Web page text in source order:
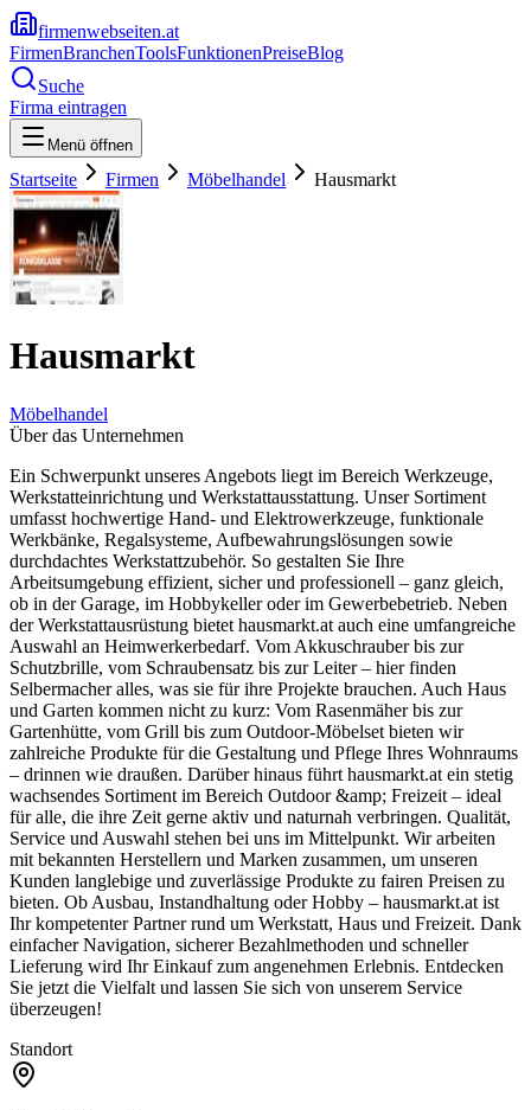
firmenwebseiten.at
FirmenBranchenToolsFunktionenPreiseBlog
Suche
Firma eintragen
Menü öffnen
Startseite Firmen Möbelhandel Hausmarkt
Hausmarkt
Möbelhandel
Über das Unternehmen
Ein Schwerpunkt unseres Angebots liegt im Bereich Werkzeuge,
Werkstatteinrichtung und Werkstattausstattung. Unser Sortiment
umfasst hochwertige Hand- und Elektrowerkzeuge, funktionale
Werkbänke, Regalsysteme, Aufbewahrungslösungen sowie
durchdachtes Werkstattzubehör. So gestalten Sie Ihre
Arbeitsumgebung effizient, sicher und professionell – ganz gleich,
ob in der Garage, im Hobbykeller oder im Gewerbebetrieb. Neben
der Werkstattausrüstung bietet hausmarkt.at auch eine umfangreiche
Auswahl an Heimwerkerbedarf. Vom Akkuschrauber bis zur
Schutzbrille, vom Schraubensatz bis zur Leiter – hier finden
Selbermacher alles, was sie für ihre Projekte brauchen. Auch Haus
und Garten kommen nicht zu kurz: Vom Rasenmäher bis zur
Gartenhütte, vom Grill bis zum Outdoor-Möbelset bieten wir
zahlreiche Produkte für die Gestaltung und Pflege Ihres Wohnraums
– drinnen wie draußen. Darüber hinaus führt hausmarkt.at ein stetig
wachsendes Sortiment im Bereich Outdoor &amp; Freizeit – ideal
für alle, die ihre Zeit gerne aktiv und naturnah verbringen. Qualität,
Service und Auswahl stehen bei uns im Mittelpunkt. Wir arbeiten
mit bekannten Herstellern und Marken zusammen, um unseren
Kunden langlebige und zuverlässige Produkte zu fairen Preisen zu
bieten. Ob Ausbau, Instandhaltung oder Hobby – hausmarkt.at ist
Ihr kompetenter Partner rund um Werkstatt, Haus und Freizeit. Dank
einfacher Navigation, sicherer Bezahlmethoden und schneller
Lieferung wird Ihr Einkauf zum angenehmen Erlebnis. Entdecken
Sie jetzt die Vielfalt und lassen Sie sich von unserem Service
überzeugen!
Standort